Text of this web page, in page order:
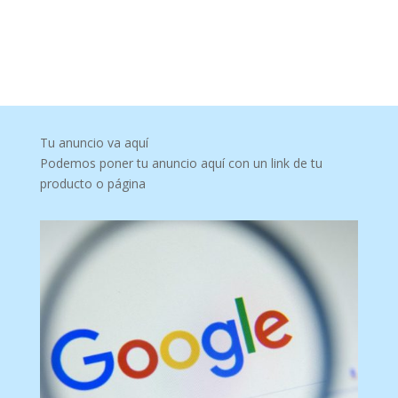
Tu anuncio va aquí
Podemos poner tu anuncio aquí con un link de tu
producto o página